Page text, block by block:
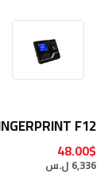
F12
48.00$
6,336 ل.س